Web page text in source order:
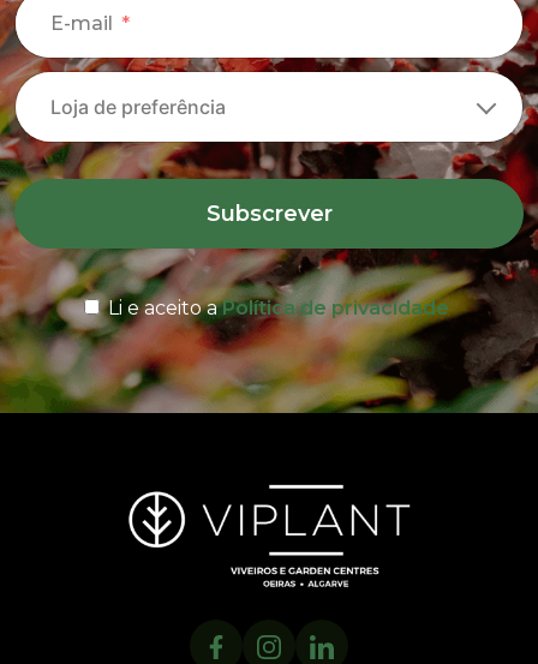
E-mail
Subscrever
Li e aceito aPolítica de privacidade